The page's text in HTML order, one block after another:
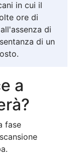
in cui il
ore di
di
di un
a
fase